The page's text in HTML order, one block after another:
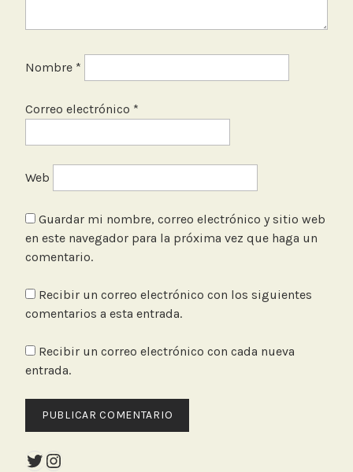
r
Nombre *
Correo electrónico *
Web
Guardar mi nombre, correo electrónico y sitio web
en este navegador para la próxima vez que haga un
comentario.
Recibir un correo electrónico con los siguientes
comentarios a esta entrada.
Recibir un correo electrónico con cada nueva
entrada.
Twitter
Instagram